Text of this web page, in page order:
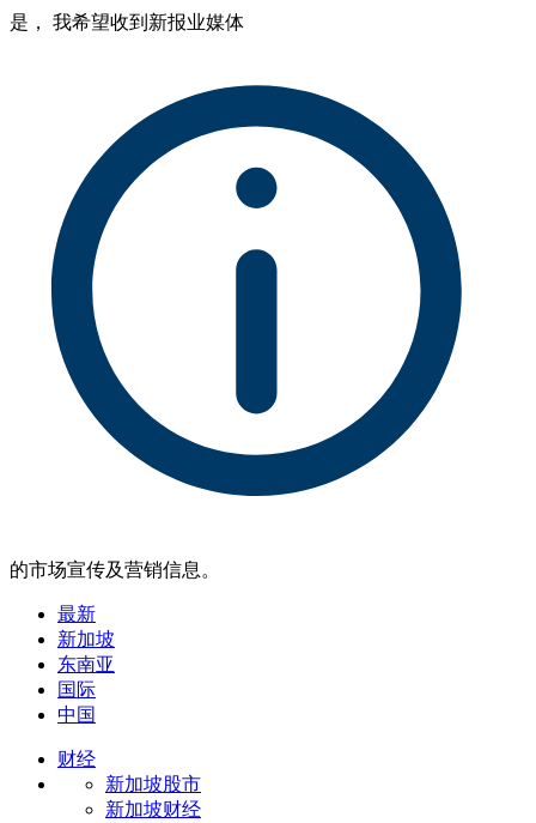
是， 我希望收到新报业媒体
的市场宣传及营销信息。
最新
新加坡
东南亚
国际
中国
财经
新加坡股市
新加坡财经